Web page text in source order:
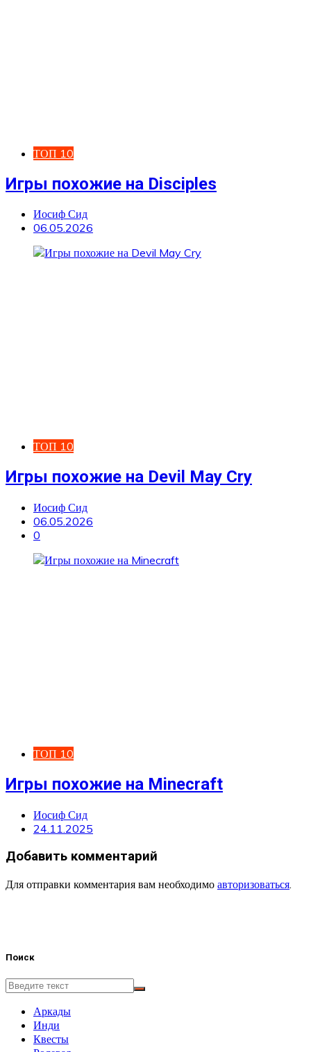
ТОП 10
Игры похожие на Disciples
Иосиф Сид
06.05.2026
ТОП 10
Игры похожие на Devil May Cry
Иосиф Сид
06.05.2026
0
ТОП 10
Игры похожие на Minecraft
Иосиф Сид
24.11.2025
Добавить комментарий
Для отправки комментария вам необходимо авторизоваться
Поиск
Аркады
Инди
Квесты